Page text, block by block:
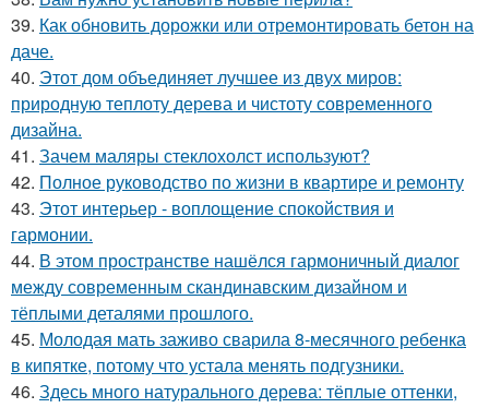
39. Как обновить дорожки или отремонтировать бетон на
даче.
40. Этот дом объединяет лучшее из двух миров:
природную теплоту дерева и чистоту современного
дизайна.
41. Зачем маляры стеклохолст используют?
42. Полное руководство по жизни в квартире и ремонту
43. Этот интерьер - воплощение спокойствия и
гармонии.
44. В этом пространстве нашёлся гармоничный диалог
между современным скандинавским дизайном и
тёплыми деталями прошлого.
45. Молодая мать заживо сварила 8-месячного ребенка
в кипятке, потому что устала менять подгузники.
46. Здесь много натурального дерева: тёплые оттенки,